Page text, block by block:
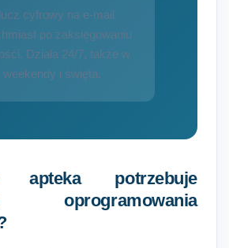
cyfrowy na e-mail
po zaksięgowaniu
Działa 24/7, także w
weekendy i święta.
apteka potrzebuje
oprogramowania